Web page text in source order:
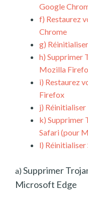
Google
f) Restaurez
Chrome
g)
h) Supprimer
Mozilla
i) Restaurez
Firefox
j)
k) Supprimer
Safari (pour
l) Réinitialiser
a) Supprimer
Microsoft Edge